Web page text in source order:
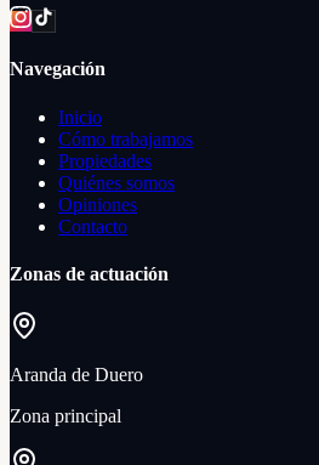
Navegación
Inicio
Cómo trabajamos
Propiedades
Quiénes somos
Opiniones
Contacto
Zonas de actuación
Aranda de Duero
Zona principal